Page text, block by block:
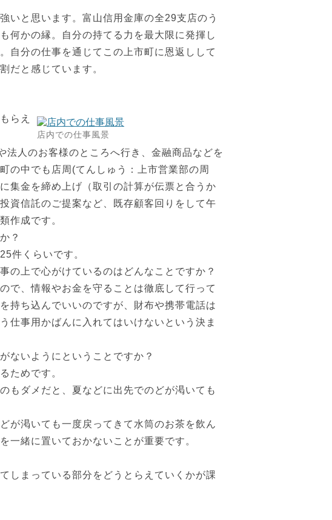
いと思います。富山信用金庫の全29支店のう
何かの縁。自分の持てる力を最大限に発揮し
自分の仕事を通じてこの上市町に恩返しして
だと感じています。
店内での仕事風景
らえ
人のお客様のところへ行き、金融商品などを
の中でも店周(てんしゅう：上市営業部の周
集金を締め上げ（取引の計算が伝票と合うか
資信託のご提案など、既存顧客回りをして午
作成です。
？
件くらいです。
上で心がけているのはどんなことですか？
で、情報やお金を守ることは徹底して行って
持ち込んでいいのですが、財布や携帯電話は
仕事用かばんに入れてはいけないという決ま
いようにということですか？
ためです。
ダメだと、夏などに出先でのどが渇いても
が渇いても一度戻ってきて水筒のお茶を飲ん
一緒に置いておかないことが重要です。
しまっている部分をどうとらえていくかが課